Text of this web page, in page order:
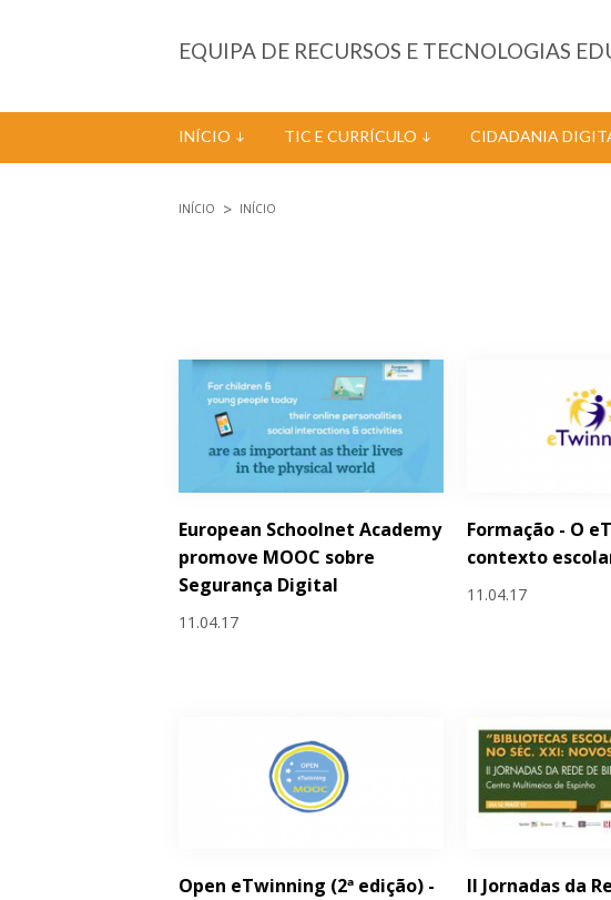
EQUIPA DE RECURSOS E TECNOLOGIAS
INÍCIO TIC E CURRÍCULO CIDADANIA
INÍCIO INÍCIO
European Schoolnet Academy
promove MOOC sobre
Segurança Digital
11.04.17
Formação - O
contexto
11.04.17
Open eTwinning (2ª edição) -
II Jornadas da
Páginas